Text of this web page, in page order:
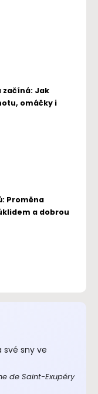
začíná: Jak
omáčky i
Proměna
a dobrou
své sny ve
de Saint-Exupéry